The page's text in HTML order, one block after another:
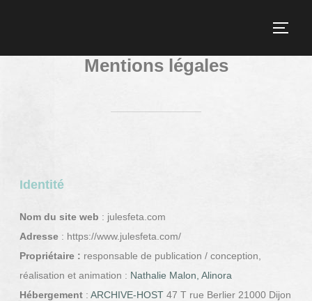
Mentions légales
Identité
Nom du site web : julesfeta.com
Adresse : https://www.julesfeta.com/
Propriétaire : responsable de publication / conception,
réalisation et animation : Nathalie Malon, Alinora
Hébergement : ARCHIVE-HOST47 T rue Berlier 21000 Dijon